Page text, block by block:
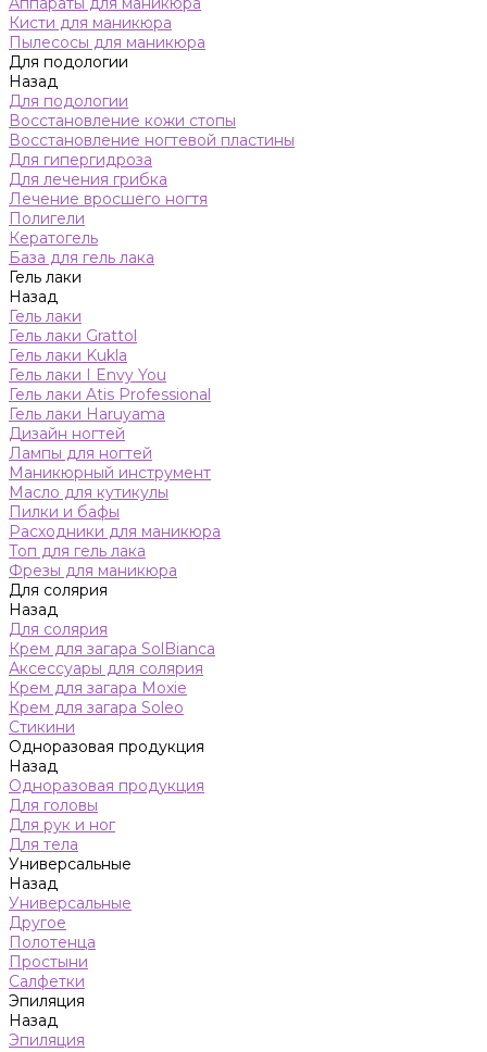
Кисти для маникюра
Пылесосы для маникюра
Для подологии
Назад
Для подологии
Восстановление кожи стопы
Восстановление ногтевой пластины
Для гипергидроза
Для лечения грибка
Лечение вросшего ногтя
Полигели
Кератогель
База для гель лака
Гель лаки
Назад
Гель лаки
Гель лаки Grattol
Гель лаки Kukla
Гель лаки I Envy You
Гель лаки Atis Professional
Гель лаки Haruyama
Дизайн ногтей
Лампы для ногтей
Маникюрный инструмент
Масло для кутикулы
Пилки и бафы
Расходники для маникюра
Топ для гель лака
Фрезы для маникюра
Для солярия
Назад
Для солярия
Крем для загара SolBianca
Аксессуары для солярия
Крем для загара Moxie
Крем для загара Soleo
Стикини
Одноразовая продукция
Назад
Одноразовая продукция
Для головы
Для рук и ног
Для тела
Универсальные
Назад
Универсальные
Другое
Полотенца
Простыни
Салфетки
Эпиляция
Назад
Эпиляция